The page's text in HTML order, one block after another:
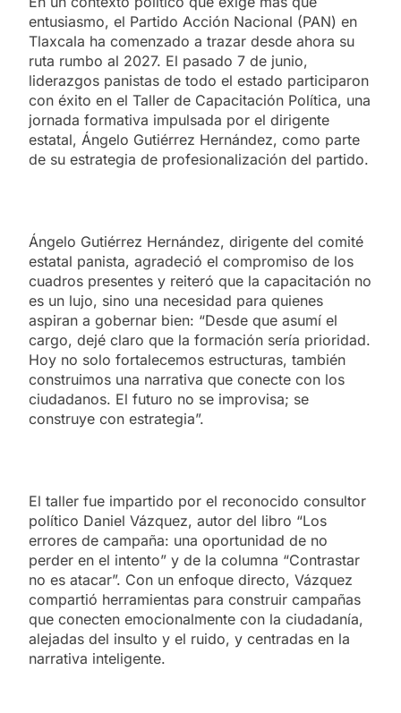
entusiasmo, el Partido Acción Nacional (PAN) en
Tlaxcala ha comenzado a trazar desde ahora su
ruta rumbo al 2027. El pasado 7 de junio,
liderazgos panistas de todo el estado participaron
con éxito en el Taller de Capacitación Política, una
jornada formativa impulsada por el dirigente
estatal, Ángelo Gutiérrez Hernández, como parte
de su estrategia de profesionalización del partido.
Ángelo Gutiérrez Hernández, dirigente del comité
estatal panista, agradeció el compromiso de los
cuadros presentes y reiteró que la capacitación no
es un lujo, sino una necesidad para quienes
aspiran a gobernar bien: “Desde que asumí el
cargo, dejé claro que la formación sería prioridad.
Hoy no solo fortalecemos estructuras, también
construimos una narrativa que conecte con los
ciudadanos. El futuro no se improvisa; se
construye con estrategia”.
El taller fue impartido por el reconocido consultor
político Daniel Vázquez, autor del libro “Los
errores de campaña: una oportunidad de no
perder en el intento” y de la columna “Contrastar
no es atacar”. Con un enfoque directo, Vázquez
compartió herramientas para construir campañas
que conecten emocionalmente con la ciudadanía,
alejadas del insulto y el ruido, y centradas en la
narrativa inteligente.